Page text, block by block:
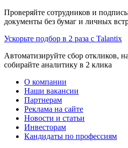
Проверяйте сотрудников и
документы без бумаг и личных
Ускорьте подбор в 2 раза с Talantix
Автоматизируйте сбор откликов,
собирайте аналитику в 2 клика
О компании
Наши вакансии
Партнерам
Реклама на сайте
Новости и статьи
Инвесторам
Кандидаты по профессиям